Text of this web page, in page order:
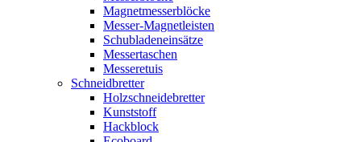
Magnetmesserblöcke
Messer-Magnetleisten
Schubladeneinsätze
Messertaschen
Messeretuis
Schneidbretter
Holzschneidebretter
Kunststoff
Hackblock